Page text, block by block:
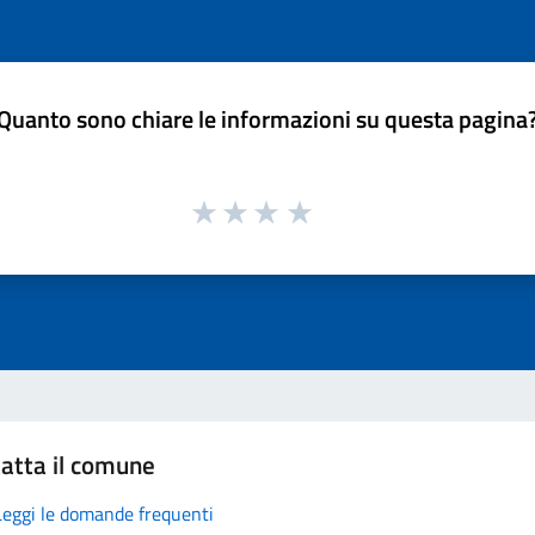
sono chiare le informazioni su questa
il comune
le domande frequenti